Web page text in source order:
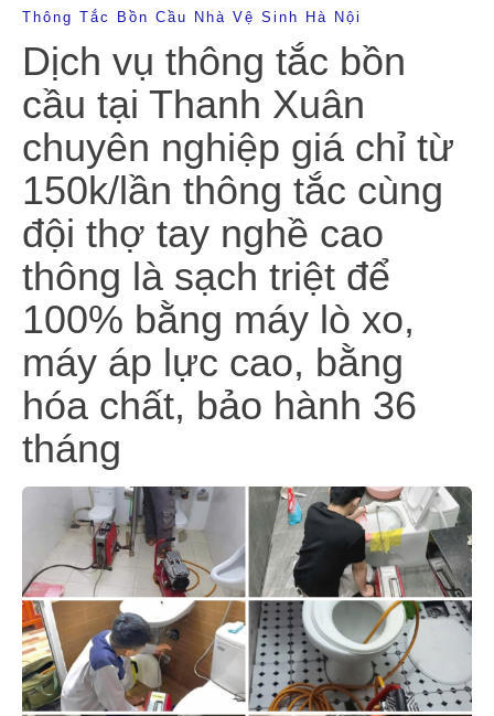
Thông Tắc Bồn Cầu Nhà Vệ Sinh Hà Nội
Dịch vụ thông tắc bồn
cầu tại Thanh Xuân
chuyên nghiệp giá chỉ từ
150k/lần thông tắc cùng
đội thợ tay nghề cao
thông là sạch triệt để
100% bằng máy lò xo,
máy áp lực cao, bằng
hóa chất, bảo hành 36
tháng